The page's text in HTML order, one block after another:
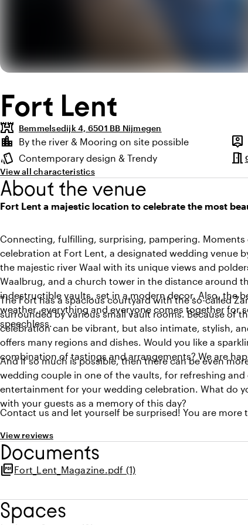
Fort Lent
fort Bemmelsedijk 4, 6501 BB Nijmegen
Highlights
location_city
Location and surroundings
By the river & Mooring on site possible person_pin
style
Atmosphere and appearance
Contemporary design & Trendy meeting_room
View all characteristics
About the venue
Fort Lent a majestic location to celebrate the most
Connecting, fulfilling, surprising, pampering.
celebration at Fort Lent, a designated wedding venue
the majestic river Waal with its unique views and
Waalbrug, and a church tower in the distance around
indestructible vaults, set in a modern decor. Also, the
weather, everything and everyone comes together for
speechless.
The Fort has a spacious courtyard with the so-called
surrounded by various small vault rooms. Because of
celebration can be vibrant, but also intimate, stylish,
offers many regions and dishes. Would you like a
combination of tastings and arrangements? We are
And if so much is possible, then there can be even
wedding couple in one of the vaults, for refreshing
entertainment for your wedding celebration. What do
with your guests as a memory of this day?
Contact us and let yourself be surprised! You are more
View reviews
Documents
picture_as_pdfFort_Lent_Magazine.pdf (1)
Spaces